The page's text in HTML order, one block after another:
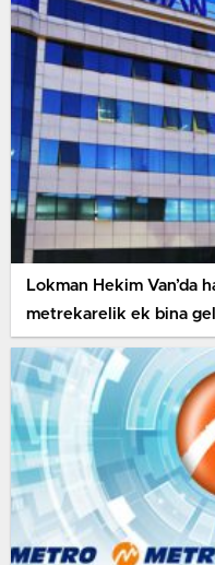
Lokman Hekim Van’da
metrekarelik ek bina